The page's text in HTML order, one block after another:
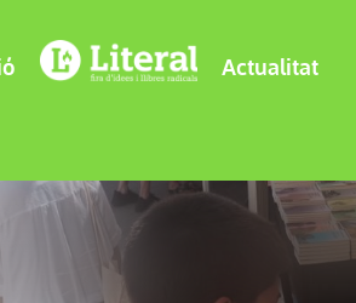
Actualitat